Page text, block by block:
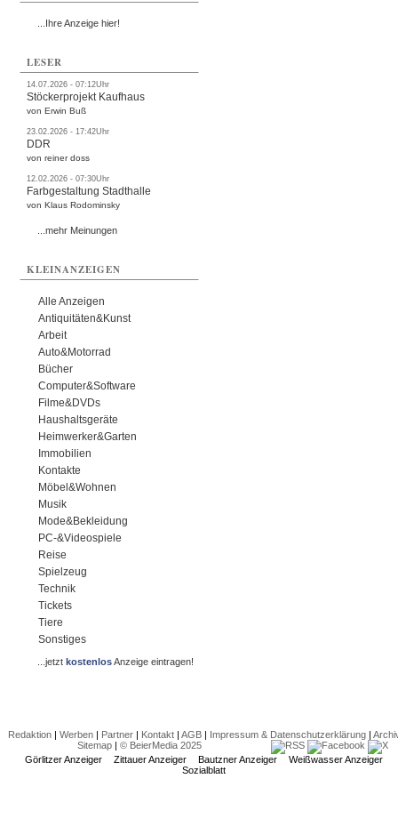
...Ihre Anzeige hier!
LESER
14.07.2026 - 07:12Uhr
Stöckerprojekt Kaufhaus
von Erwin Buß
23.02.2026 - 17:42Uhr
DDR
von reiner doss
12.02.2026 - 07:30Uhr
Farbgestaltung Stadthalle
von Klaus Rodominsky
...mehr Meinungen
KLEINANZEIGEN
Alle Anzeigen
Antiquitäten&Kunst
Arbeit
Auto&Motorrad
Bücher
Computer&Software
Filme&DVDs
Haushaltsgeräte
Heimwerker&Garten
Immobilien
Kontakte
Möbel&Wohnen
Musik
Mode&Bekleidung
PC-&Videospiele
Reise
Spielzeug
Technik
Tickets
Tiere
Sonstiges
...jetztkostenlosAnzeige eintragen!
Redaktion| Werben| Partner| Kontakt| AGB| Impressum & Datenschutzerklärung|
Sitemap| © BeierMedia 2025
Görlitzer Anzeiger
Zittauer Anzeiger Bautzner Anzeiger
Weißwasser Anzeiger
Sozialblatt